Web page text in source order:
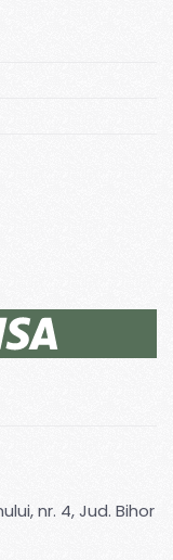
nr. 4, Jud. Bihor